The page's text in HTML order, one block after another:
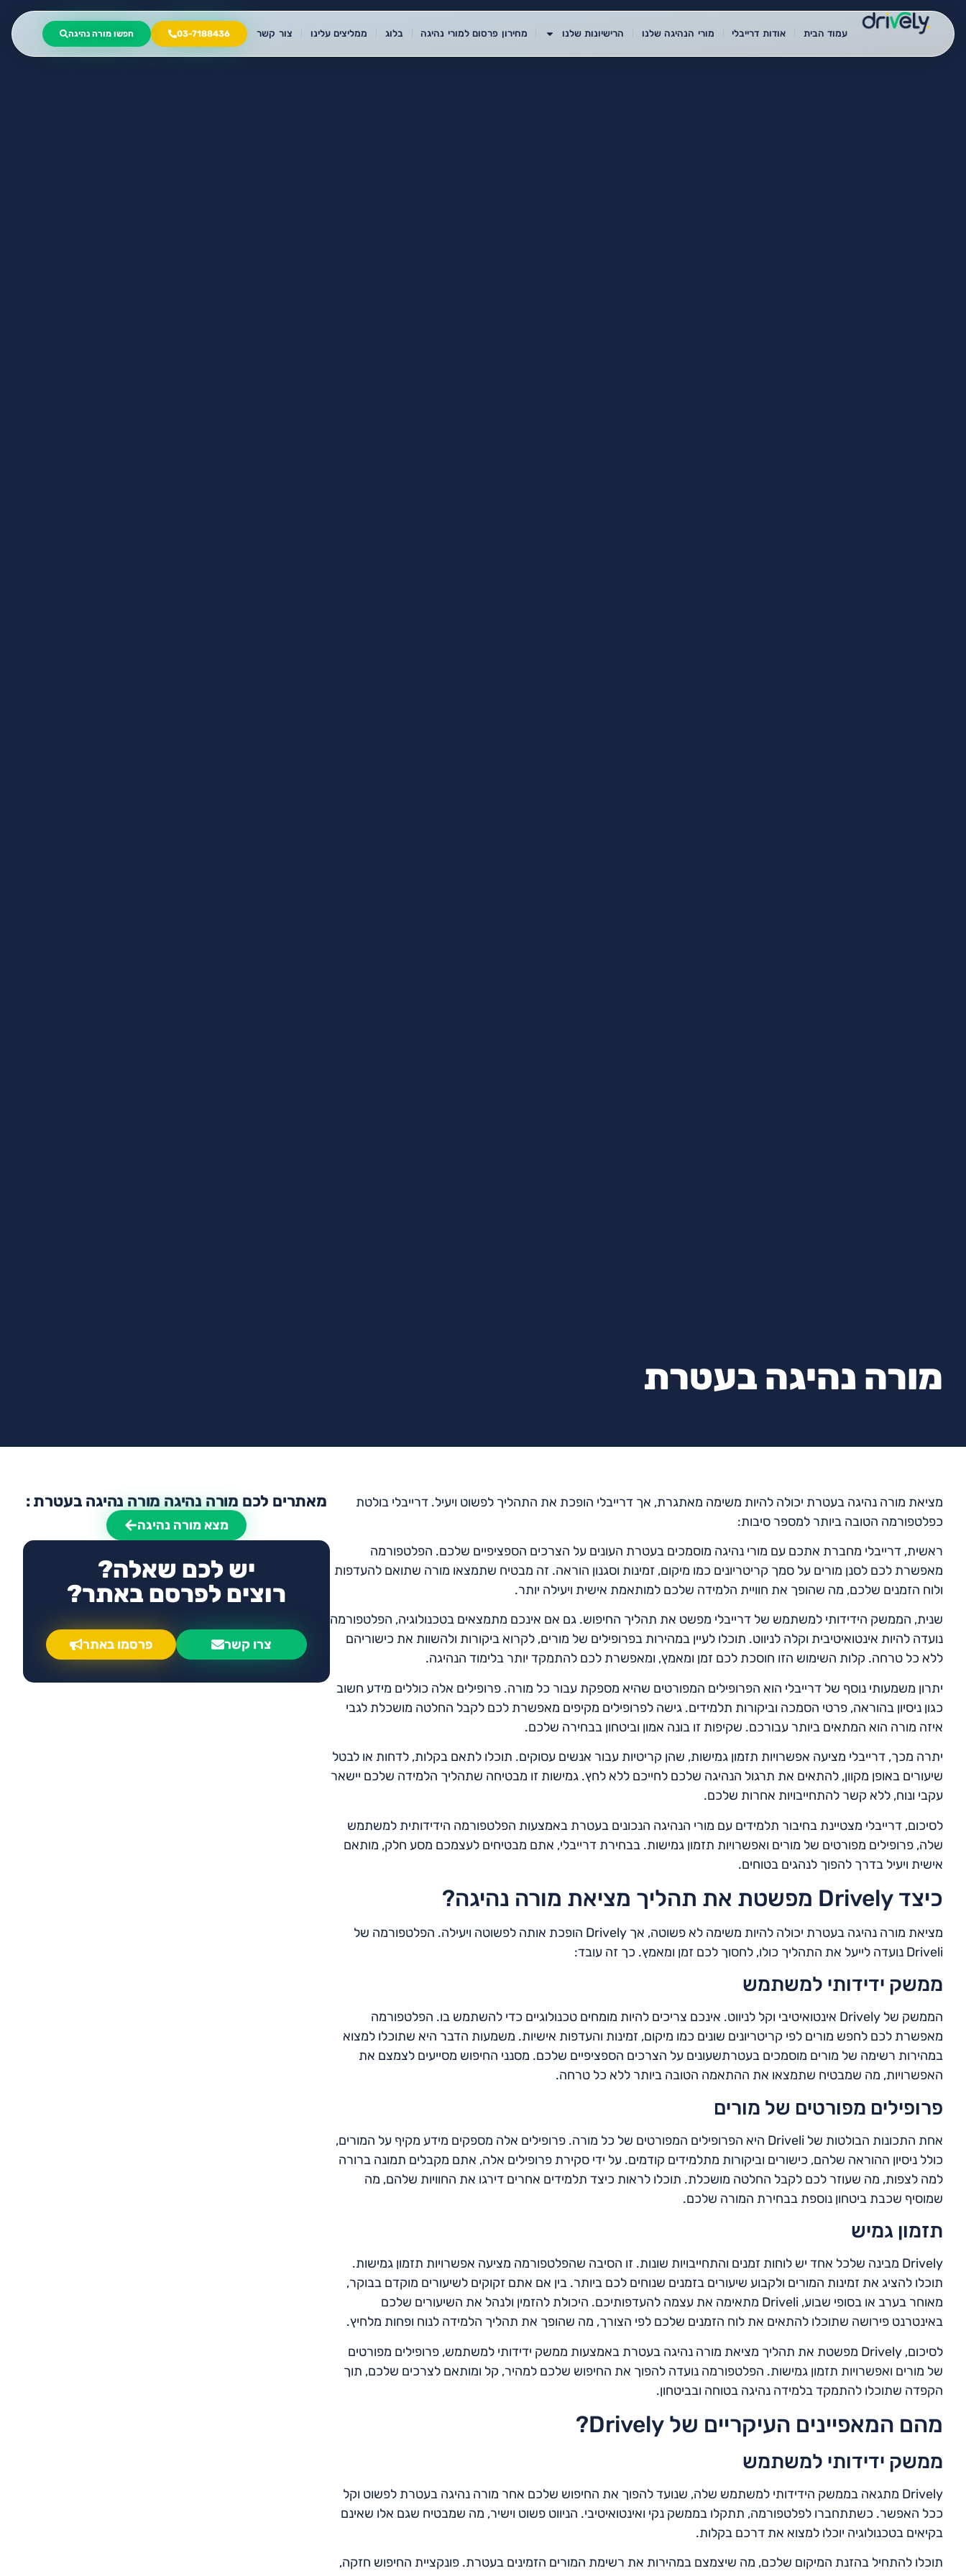
עמוד הבית אודות דרייבלי מורי הנהיגה שלנו הרישיונות שלנו מחירון פרסום למורי נהיגה בלוג ממליצים עלינו צור קשר 03-7188436 חפשו מורה נהיגה
מורה נהיגה בעטרת
מציאת מורה נהיגה בעטרת יכולה להיות משימה מאתגרת, אך דרייבלי הופכת את התהליך לפשוט ויעיל. דרייבלי בולטת
כפלטפורמה הטובה ביותר למספר סיבות:
ראשית, דרייבלי מחברת אתכם עם מורי נהיגה מוסמכים בעטרת העונים על הצרכים הספציפיים שלכם. הפלטפורמה
מאפשרת לכם לסנן מורים על סמך קריטריונים כמו מיקום, זמינות וסגנון הוראה. זה מבטיח שתמצאו מורה שתואם להעדפות
ולוח הזמנים שלכם, מה שהופך את חוויית הלמידה שלכם למותאמת אישית ויעילה יותר.
שנית, הממשק הידידותי למשתמש של דרייבלי מפשט את תהליך החיפוש. גם אם אינכם מתמצאים בטכנולוגיה, הפלטפורמה
נועדה להיות אינטואיטיבית וקלה לניווט. תוכלו לעיין במהירות בפרופילים של מורים, לקרוא ביקורות ולהשוות את כישוריהם
ללא כל טרחה. קלות השימוש הזו חוסכת לכם זמן ומאמץ, ומאפשרת לכם להתמקד יותר בלימוד הנהיגה.
יתרון משמעותי נוסף של דרייבלי הוא הפרופילים המפורטים שהיא מספקת עבור כל מורה. פרופילים אלה כוללים מידע חשוב
כגון ניסיון בהוראה, פרטי הסמכה וביקורות תלמידים. גישה לפרופילים מקיפים מאפשרת לכם לקבל החלטה מושכלת לגבי
איזה מורה הוא המתאים ביותר עבורכם. שקיפות זו בונה אמון וביטחון בבחירה שלכם.
יתרה מכך, דרייבלי מציעה אפשרויות תזמון גמישות, שהן קריטיות עבור אנשים עסוקים. תוכלו לתאם בקלות, לדחות או לבטל
שיעורים באופן מקוון, להתאים את תרגול הנהיגה שלכם לחייכם ללא לחץ. גמישות זו מבטיחה שתהליך הלמידה שלכם יישאר
עקבי ונוח, ללא קשר להתחייבויות אחרות שלכם.
לסיכום, דרייבלי מצטיינת בחיבור תלמידים עם מורי הנהיגה הנכונים בעטרת באמצעות הפלטפורמה הידידותית למשתמש
שלה, פרופילים מפורטים של מורים ואפשרויות תזמון גמישות. בבחירת דרייבלי, אתם מבטיחים לעצמכם מסע חלק, מותאם
אישית ויעיל בדרך להפוך לנהגים בטוחים.
כיצד Drively מפשטת את תהליך מציאת מורה נהיגה?
מציאת מורה נהיגה בעטרת יכולה להיות משימה לא פשוטה, אך Drively הופכת אותה לפשוטה ויעילה. הפלטפורמה של
Driveli נועדה לייעל את התהליך כולו, לחסוך לכם זמן ומאמץ. כך זה עובד:
ממשק ידידותי למשתמש
הממשק של Drively אינטואיטיבי וקל לניווט. אינכם צריכים להיות מומחים טכנולוגיים כדי להשתמש בו. הפלטפורמה
מאפשרת לכם לחפש מורים לפי קריטריונים שונים כמו מיקום, זמינות והעדפות אישיות. משמעות הדבר היא שתוכלו למצוא
במהירות רשימה של מורים מוסמכים בעטרתשעונים על הצרכים הספציפיים שלכם. מסנני החיפוש מסייעים לצמצם את
האפשרויות, מה שמבטיח שתמצאו את ההתאמה הטובה ביותר ללא כל טרחה.
פרופילים מפורטים של מורים
אחת התכונות הבולטות של Driveli היא הפרופילים המפורטים של כל מורה. פרופילים אלה מספקים מידע מקיף על המורים,
כולל ניסיון ההוראה שלהם, כישורים וביקורות מתלמידים קודמים. על ידי סקירת פרופילים אלה, אתם מקבלים תמונה ברורה
למה לצפות, מה שעוזר לכם לקבל החלטה מושכלת. תוכלו לראות כיצד תלמידים אחרים דירגו את החוויות שלהם, מה
שמוסיף שכבת ביטחון נוספת בבחירת המורה שלכם.
תזמון גמיש
Drively מבינה שלכל אחד יש לוחות זמנים והתחייבויות שונות. זו הסיבה שהפלטפורמה מציעה אפשרויות תזמון גמישות.
תוכלו להציג את זמינות המורים ולקבוע שיעורים בזמנים שנוחים לכם ביותר. בין אם אתם זקוקים לשיעורים מוקדם בבוקר,
מאוחר בערב או בסופי שבוע, Driveli מתאימה את עצמה להעדפותיכם. היכולת להזמין ולנהל את השיעורים שלכם
באינטרנט פירושה שתוכלו להתאים את לוח הזמנים שלכם לפי הצורך, מה שהופך את תהליך הלמידה לנוח ופחות מלחיץ.
לסיכום, Drively מפשטת את תהליך מציאת מורה נהיגה בעטרת באמצעות ממשק ידידותי למשתמש, פרופילים מפורטים
של מורים ואפשרויות תזמון גמישות. הפלטפורמה נועדה להפוך את החיפוש שלכם למהיר, קל ומותאם לצרכים שלכם, תוך
הקפדה שתוכלו להתמקד בלמידה נהיגה בטוחה ובביטחון.
מהם המאפיינים העיקריים של Drively?
ממשק ידידותי למשתמש
Drively מתגאה בממשק הידידותי למשתמש שלה, שנועד להפוך את החיפוש שלכם אחר מורה נהיגה בעטרת לפשוט וקל
ככל האפשר. כשתתחברו לפלטפורמה, תתקלו בממשק נקי ואינטואיטיבי. הניווט פשוט וישיר, מה שמבטיח שגם אלו שאינם
בקיאים בטכנולוגיה יוכלו למצוא את דרכם בקלות.
תוכלו להתחיל בהזנת המיקום שלכם, מה שיצמצם במהירות את רשימת המורים הזמינים בעטרת. פונקציית החיפוש חזקה,
מאתרים לכם מורה נהיגה מורה נהיגה בעטרת :
מצא מורה נהיגה
יש לכם שאלה?
רוצים לפרסם באתר?
צרו קשר פרסמו באתר